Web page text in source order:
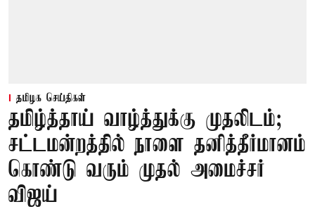
தமிழக செய்திகள்
தமிழ்த்தாய் வாழ்த்துக்கு முதலிடம்;
சட்டமன்றத்தில் நாளை தனித்தீர்மானம்
கொண்டு வரும் முதல் அமைச்சர்
விஜய்